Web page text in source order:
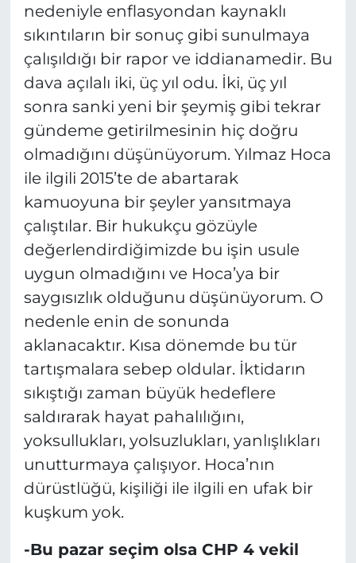
nedeniyle enflasyondan kaynaklı
sıkıntıların bir sonuç gibi sunulmaya
çalışıldığı bir rapor ve iddianamedir. Bu
dava açılalı iki, üç yıl odu. İki, üç yıl
sonra sanki yeni bir şeymiş gibi tekrar
gündeme getirilmesinin hiç doğru
olmadığını düşünüyorum. Yılmaz Hoca
ile ilgili 2015’te de abartarak
kamuoyuna bir şeyler yansıtmaya
çalıştılar. Bir hukukçu gözüyle
değerlendirdiğimizde bu işin usule
uygun olmadığını ve Hoca’ya bir
saygısızlık olduğunu düşünüyorum. O
nedenle enin de sonunda
aklanacaktır. Kısa dönemde bu tür
tartışmalara sebep oldular. İktidarın
sıkıştığı zaman büyük hedeflere
saldırarak hayat pahalılığını,
yoksullukları, yolsuzlukları, yanlışlıkları
unutturmaya çalışıyor. Hoca’nın
dürüstlüğü, kişiliği ile ilgili en ufak bir
kuşkum yok.
-Bu pazar seçim olsa CHP 4 vekil